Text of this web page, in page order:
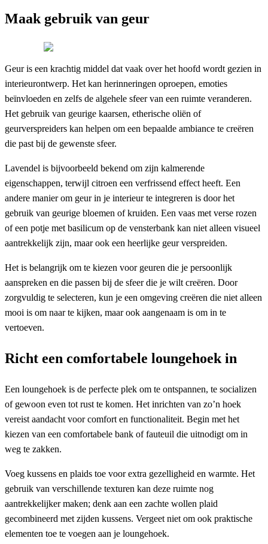
Maak gebruik van geur
Geur is een krachtig middel dat vaak over het hoofd wordt gezien in
interieurontwerp. Het kan herinneringen oproepen, emoties
beïnvloeden en zelfs de algehele sfeer van een ruimte veranderen.
Het gebruik van geurige kaarsen, etherische oliën of
geurverspreiders kan helpen om een bepaalde ambiance te creëren
die past bij de gewenste sfeer.
Lavendel is bijvoorbeeld bekend om zijn kalmerende
eigenschappen, terwijl citroen een verfrissend effect heeft. Een
andere manier om geur in je interieur te integreren is door het
gebruik van geurige bloemen of kruiden. Een vaas met verse rozen
of een potje met basilicum op de vensterbank kan niet alleen visueel
aantrekkelijk zijn, maar ook een heerlijke geur verspreiden.
Het is belangrijk om te kiezen voor geuren die je persoonlijk
aanspreken en die passen bij de sfeer die je wilt creëren. Door
zorgvuldig te selecteren, kun je een omgeving creëren die niet alleen
mooi is om naar te kijken, maar ook aangenaam is om in te
vertoeven.
Richt een comfortabele loungehoek in
Een loungehoek is de perfecte plek om te ontspannen, te socializen
of gewoon even tot rust te komen. Het inrichten van zo’n hoek
vereist aandacht voor comfort en functionaliteit. Begin met het
kiezen van een comfortabele bank of fauteuil die uitnodigt om in
weg te zakken.
Voeg kussens en plaids toe voor extra gezelligheid en warmte. Het
gebruik van verschillende texturen kan deze ruimte nog
aantrekkelijker maken; denk aan een zachte wollen plaid
gecombineerd met zijden kussens. Vergeet niet om ook praktische
elementen toe te voegen aan je loungehoek.